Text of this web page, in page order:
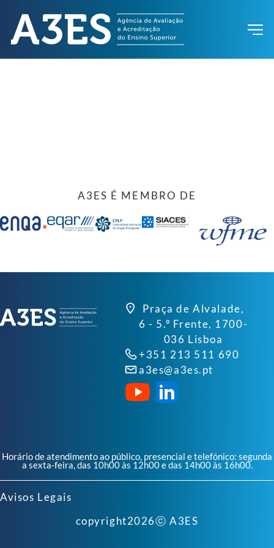
A3ES É MEMBRO DE
Praça de Alvalade,
6 - 5.º Frente, 1700-
036 Lisboa
+351 213 511 690
a3es@a3es.pt
Horário de atendimento ao público, presencial e telefónico: segunda
a sexta-feira, das 10h00 às 12h00 e das 14h00 às 16h00.
Avisos Legais
copyright2026ⓒ A3ES